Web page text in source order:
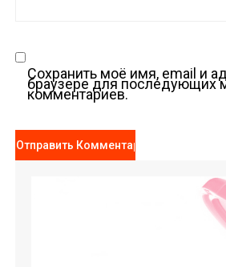
Сохранить моё имя, email и
браузере для последующих
комментариев.